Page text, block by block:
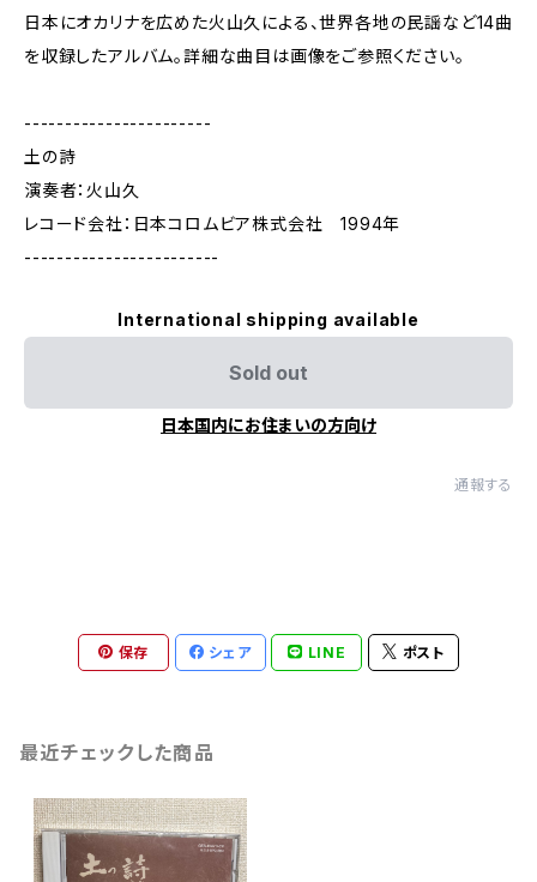
日本にオカリナを広めた火山久による、世界各地の民謡など14曲
を収録したアルバム。詳細な曲目は画像をご参照ください。
-----------------------
土の詩
演奏者：火山久
レコード会社：日本コロムビア株式会社 1994年
------------------------
International shipping available
Sold out
日本国内にお住まいの方向け
通報する
保存 シェア LINE ポスト
最近チェックした商品